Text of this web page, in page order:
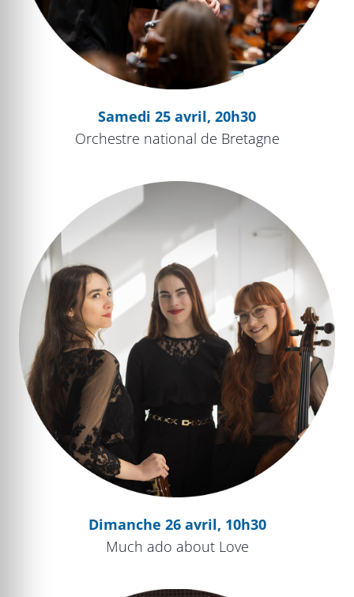
Samedi 25 avril, 20h30
Orchestre national de Bretagne
Dimanche 26 avril, 10h30
Much ado about Love
Much ado about Love